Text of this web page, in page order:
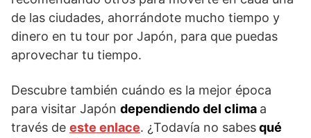
de las ciudades, ahorrándote mucho tiempo y
dinero en tu tour por Japón, para que puedas
aprovechar tu tiempo.
Descubre también cuándo es la mejor época
para visitar Japón dependiendo del clima a
través de este enlace. ¿Todavía no sabesqué